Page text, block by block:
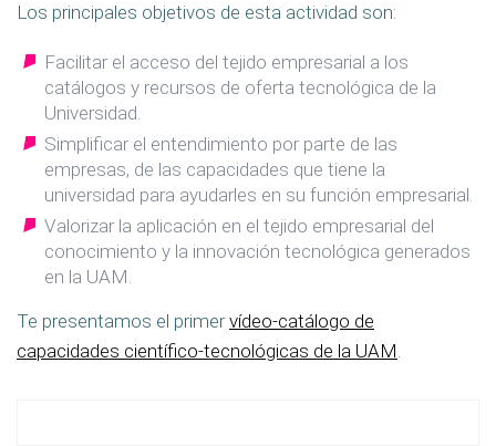
Los principales objetivos de esta actividad son:
Facilitar el acceso del tejido empresarial a los
catálogos y recursos de oferta tecnológica de la
Universidad.
Simplificar el entendimiento por parte de las
empresas, de las capacidades que tiene la
universidad para ayudarles en su función empresarial.
Valorizar la aplicación en el tejido empresarial del
conocimiento y la innovación tecnológica generados
en la UAM.
Te presentamos el primervídeo-catálogo de
capacidades científico-tecnológicas de la UAM.